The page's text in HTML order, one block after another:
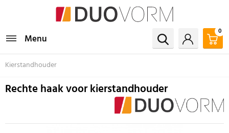
Menu
0
Kierstandhouder
Rechte haak voor kierstandhouder